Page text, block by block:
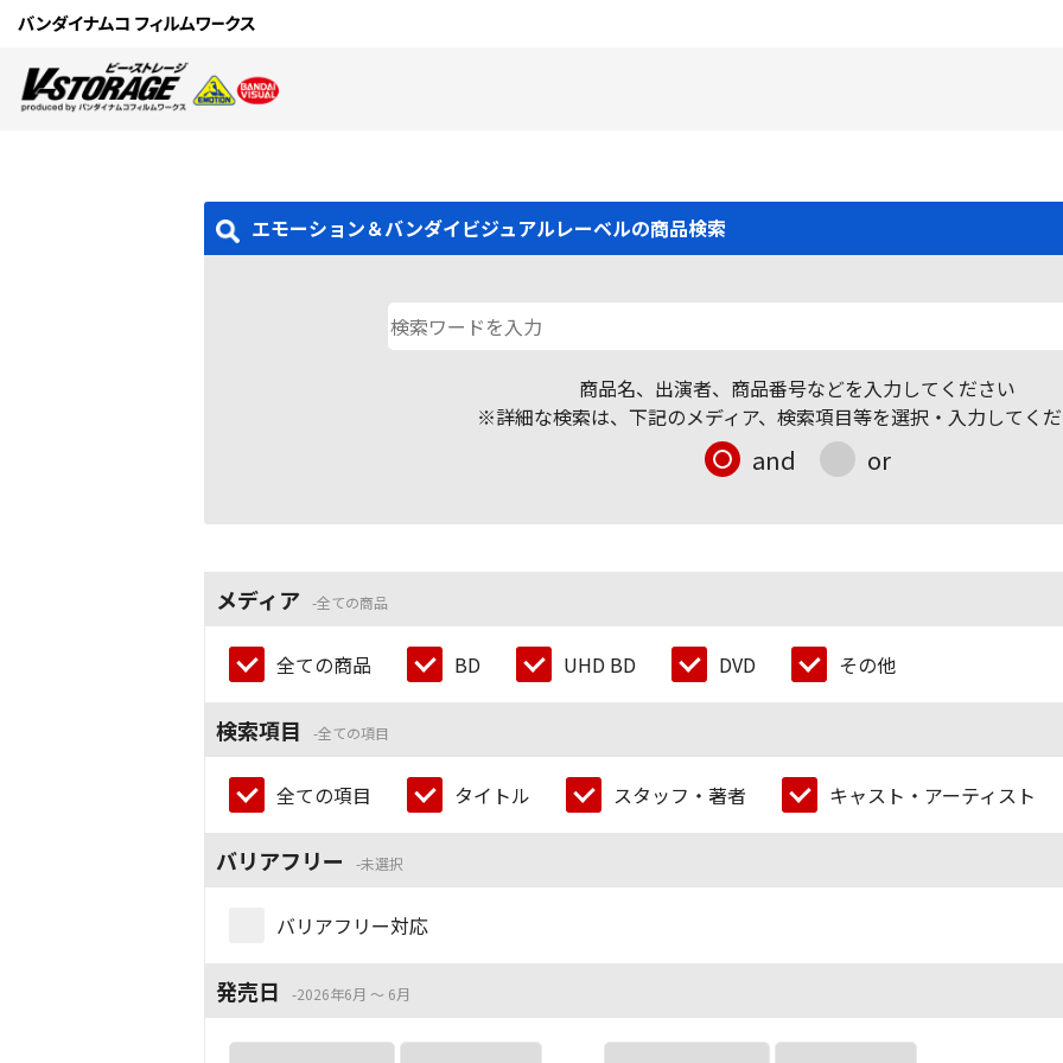
エモーション＆バンダイビジュアルレーベルの商品検索
商品名、出演者、商品番号などを入力してください
※詳細な検索は、下記のメディア、検索項目等を選択・入力してく
and or
メディア 全ての商品
全ての商品 BD UHD BD DVD その他
検索項目 全ての項目
全ての項目 タイトル スタッフ・著者 キャスト・アーティスト
バリアフリー 未選択
バリアフリー対応
発売日 2026年6月 ～ 6月